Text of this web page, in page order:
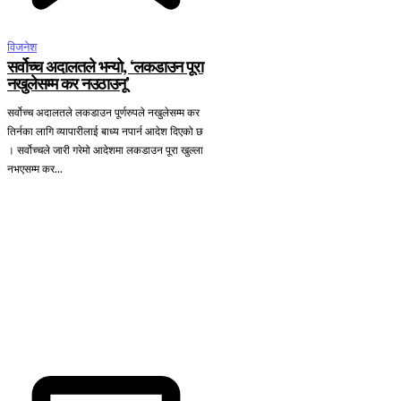
विजनेश
सर्वोच्च अदालतले भन्यो, ‘लकडाउन पूरा
नखुलेसम्म कर नउठाउनू’
सर्वोच्च अदालतले लकडाउन पूर्णरुपले नखुलेसम्म कर
तिर्नका लागि व्यापारीलाई बाध्य नपार्न आदेश दिएको छ
। सर्वोच्चले जारी गरेमो आदेशमा लकडाउन पूरा खुल्ला
नभएसम्म कर...